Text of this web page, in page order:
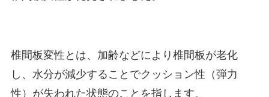
椎間板変性とは、加齢などにより椎間板が老化
し、水分が減少することでクッション性（弾力
性）が失われた状態のことを指します。